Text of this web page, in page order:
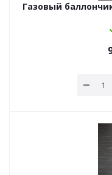
Газовый